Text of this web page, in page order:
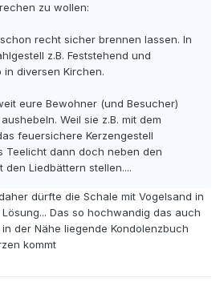
zu wollen:
recht sicher brennen lassen. In
z.B. Feststehend und
diversen Kirchen.
eure Bewohner (und Besucher)
Weil sie z.B. mit dem
feuersichere Kerzengestell
Teelicht dann doch neben den
den Liedbättern stellen....
dürfte die Schale mit Vogelsand in
Das so hochwandig das auch
der Nähe liegende Kondolenzbuch
kommt